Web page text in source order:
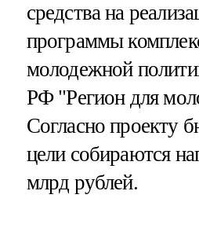
средства на
программы
молодежной
РФ "Регион для
Согласно проекту
цели собираются
млрд рублей.